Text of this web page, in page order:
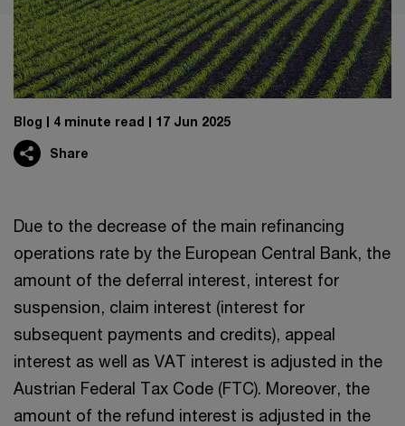
Blog 4 minute read 17 Jun 2025
Share
Due to the decrease of the main refinancing
operations rate by the European Central Bank, the
amount of the deferral interest, interest for
suspension, claim interest (interest for
subsequent payments and credits), appeal
interest as well as VAT interest is adjusted in the
Austrian Federal Tax Code (FTC). Moreover, the
amount of the refund interest is adjusted in the